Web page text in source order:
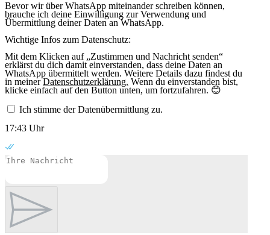
Bevor wir über WhatsApp miteinander schreiben können,
brauche ich deine Einwilligung zur Verwendung und
Übermittlung deiner Daten an WhatsApp.
Wichtige Infos zum Datenschutz:
Mit dem Klicken auf „Zustimmen und Nachricht senden“
erklärst du dich damit einverstanden, dass deine Daten an
WhatsApp übermittelt werden. Weitere Details dazu findest du
in meinerDatenschutzerklärung. Wenn du einverstanden bist,
klicke einfach auf den Button unten, um fortzufahren. 😊
Ich stimme der Datenübermittlung zu.
17:43 Uhr